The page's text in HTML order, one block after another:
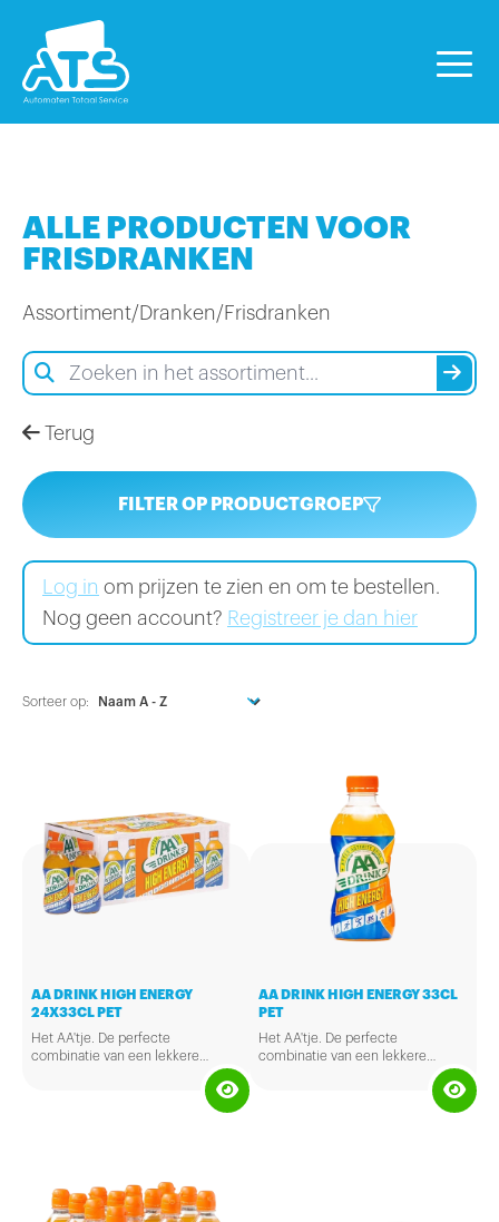
ALLE PRODUCTEN VOOR
FRISDRANKEN
Assortiment/Dranken/Frisdranken
Terug
FILTER OP PRODUCTGROEP
Log in om prijzen te zien en om te bestellen.
Nog geen account? Registreer je dan hier
Sorteer op:
AA DRINK HIGH ENERGY
24X33CL PET
Het AA'tje. De perfecte
combinatie van een lekkere
boost voor zowel na als voor het
AA DRINK HIGH ENERGY 33CL
PET
Het AA'tje. De perfecte
combinatie van een lekkere
boost voor zowel na als voor het